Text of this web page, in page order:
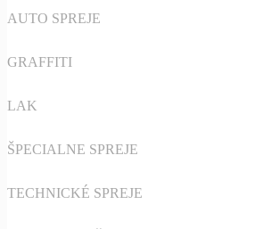
AUTO SPREJE
GRAFFITI
LAK
ŠPECIALNE SPREJE
TECHNICKÉ SPREJE